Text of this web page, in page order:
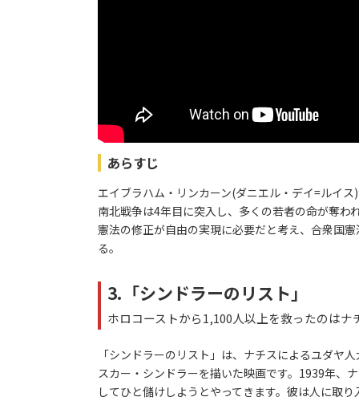
あらすじ
エイブラハム・リンカーン(ダニエル・デイ=ルイ
南北戦争は4年目に突入し、多くの若者の命が奪わ
憲法の修正が自由の実現に必要だと考え、合衆国
る。
3.「シンドラーのリスト」
ホロコーストから1,100人以上を救ったのはナ
「シンドラーのリスト」は、ナチスによるユダヤ
スカー・シンドラーを描いた映画です。1939年、
してひと儲けしようとやってきます。彼は人に取